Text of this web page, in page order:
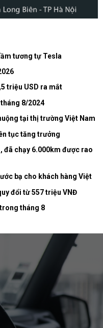
tương tự Tesla
triệu USD ra mắt
8/2024
tại thị trường Việt Nam
tục tăng trưởng
đã chạy 6.000km được rao
bạ cho khách hàng Việt
đổi từ 557 triệu VNĐ
tháng 8